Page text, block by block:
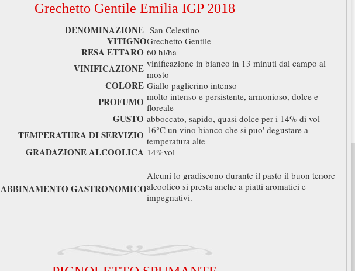
Grechetto Gentile Emilia IGP 2018
DENOMINAZIONE San Celestino
VITIGNOGrechetto Gentile
RESA ETTARO 60 hl/ha
VINIFICAZIONE vinificazione in bianco in 13 minuti dal campo al
mosto
COLORE Giallo paglierino intenso
PROFUMO molto intenso e persistente, armonioso, dolce e
floreale
GUSTO abboccato, sapido, quasi dolce per i 14% di vol
TEMPERATURA DI SERVIZIO 16°C un vino bianco che si puo' degustare a
temperatura alte
GRADAZIONE ALCOOLICA 14%vol
ABBINAMENTO GASTRONOMICO
Alcuni lo gradiscono durante il pasto il buon tenore
alcoolico si presta anche a piatti aromatici e
impegnativi.